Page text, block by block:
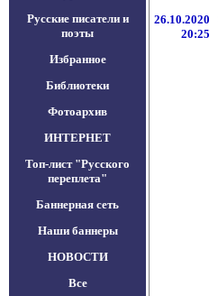
Русские писатели и
поэты
Избранное
Библиотеки
Фотоархив
ИНТЕРНЕТ
Топ-лист "Русского
переплета"
Баннерная сеть
Наши баннеры
НОВОСТИ
Все
26.10.2020
20:25